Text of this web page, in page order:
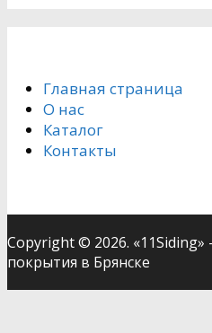
Главная страница
О нас
Каталог
Контакты
Copyright © 2026.
покрытия в Брянске